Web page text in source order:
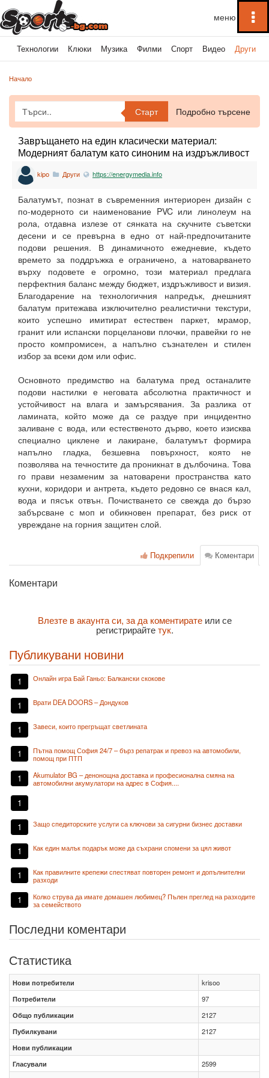
Технологии Клюки Музика Филми Спорт Видео Други
Начало
Старт Подробно търсене
Завръщането на един класически материал:
Модерният балатум като синоним на издръжливост
и стил
kipo Други https://energymedia.info
Балатумът, познат в съвременния интериорен дизайн с
по-модерното си наименование PVC или линолеум на
рола, отдавна излезе от сянката на скучните съветски
десени и се превърна в едно от най-предпочитаните
подови решения. В динамичното ежедневие, където
времето за поддръжка е ограничено, а натоварването
върху подовете е огромно, този материал предлага
перфектния баланс между бюджет, издръжливост и визия.
Благодарение на технологичния напредък, днешният
балатум притежава изключително реалистични текстури,
които успешно имитират естествен паркет, мрамор,
гранит или испански порцеланови плочки, правейки го не
просто компромисен, а напълно съзнателен и стилен
избор за всеки дом или офис.
Основното предимство на балатума пред останалите
подови настилки е неговата абсолютна практичност и
устойчивост на влага и замърсявания. За разлика от
ламината, който може да се раздуе при инцидентно
заливане с вода, или естественото дърво, което изисква
специално циклене и лакиране, балатумът формира
напълно гладка, безшевна повърхност, която не
позволява на течностите да проникнат в дълбочина. Това
го прави незаменим за натоварени пространства като
кухни, коридори и антрета, където редовно се внася кал,
вода и пясък отвън. Почистването се свежда до бързо
забърсване с моп и обикновен препарат, без риск от
увреждане на горния защитен слой.
Коментари
Подкрепили
Коментари
Влезте в акаунта си, за да коментиратеили се
регистрирайтетук.
Публикувани новини
1 Онлайн игра Бай Ганьо: Балкански скокове
1 Врати DEA DOORS – Дондуков
1 Завеси, които прегръщат светлината
1
Пътна помощ София 24/7 – бърз репатрак и превоз на автомобили,
помощ при ПТП
1
Akumulator BG – денонощна доставка и професионална смяна на
автомобилни акумулатори на адрес в София....
1
1 Защо спедиторските услуги са ключови за сигурни бизнес доставки
1 Как един малък подарък може да съхрани спомени за цял живот
1
Как правилните крепежи спестяват повторен ремонт и допълнителни
разходи
1
Колко струва да имате домашен любимец? Пълен преглед на разходите
за семейството
Последни коментари
Статистика
Нови потребители
krisoo
Потребители
97
Общо публикации
2127
Пубилкувани
2127
Нови публикации
Гласували
2599